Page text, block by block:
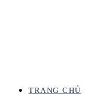
TRANG CHỦ